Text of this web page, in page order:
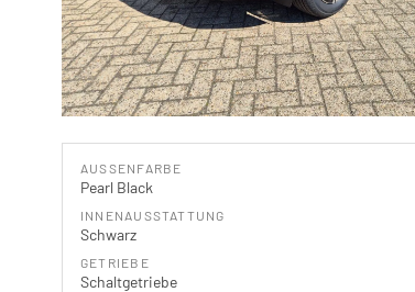
AUSSENFARBE
Pearl Black
INNENAUSSTATTUNG
Schwarz
GETRIEBE
Schaltgetriebe